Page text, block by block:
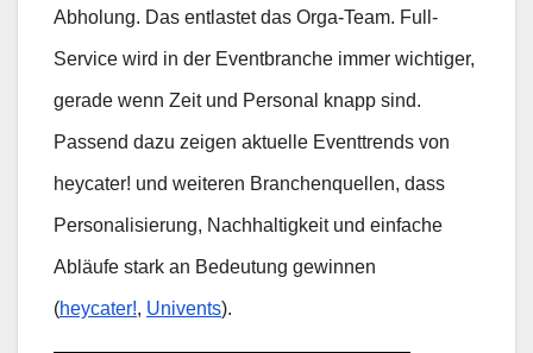
Abholung. Das entlastet das Orga-Team. Full-
Service wird in der Eventbranche immer wichtiger,
gerade wenn Zeit und Personal knapp sind.
Passend dazu zeigen aktuelle Eventtrends von
heycater! und weiteren Branchenquellen, dass
Personalisierung, Nachhaltigkeit und einfache
Abläufe stark an Bedeutung gewinnen
(heycater!, Univents).